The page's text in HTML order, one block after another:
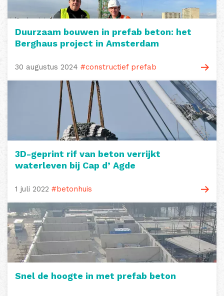
Duurzaam bouwen in prefab beton: het
Berghaus project in Amsterdam
30 augustus 2024 #constructief prefab
3D-geprint rif van beton verrijkt
waterleven bij Cap d’ Agde
1 juli 2022 #betonhuis
Snel de hoogte in met prefab beton